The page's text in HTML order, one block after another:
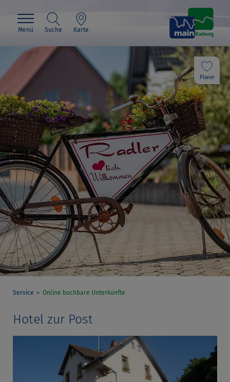
Menü Suche Karte
Planer
Service Online buchbare Unterkünfte
Hotel zur Post